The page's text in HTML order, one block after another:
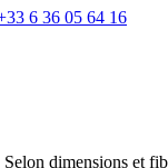
6 36 05 64 16
Selon dimensions et